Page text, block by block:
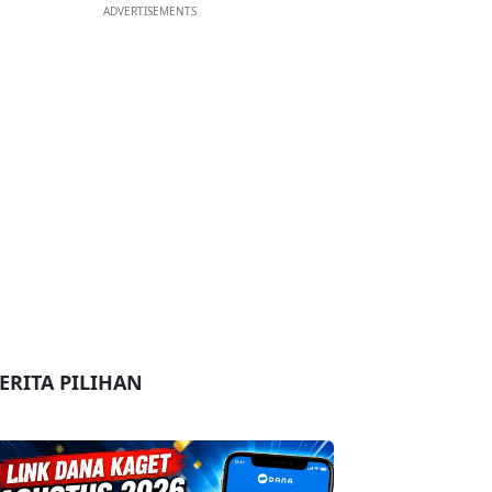
ADVERTISEMENTS
PILIHAN